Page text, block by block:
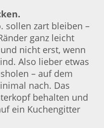
sollen zart bleiben –
ganz leicht
nicht erst, wenn
Also lieber etwas
– auf dem
nach. Das
behalten und
ein Kuchengitter